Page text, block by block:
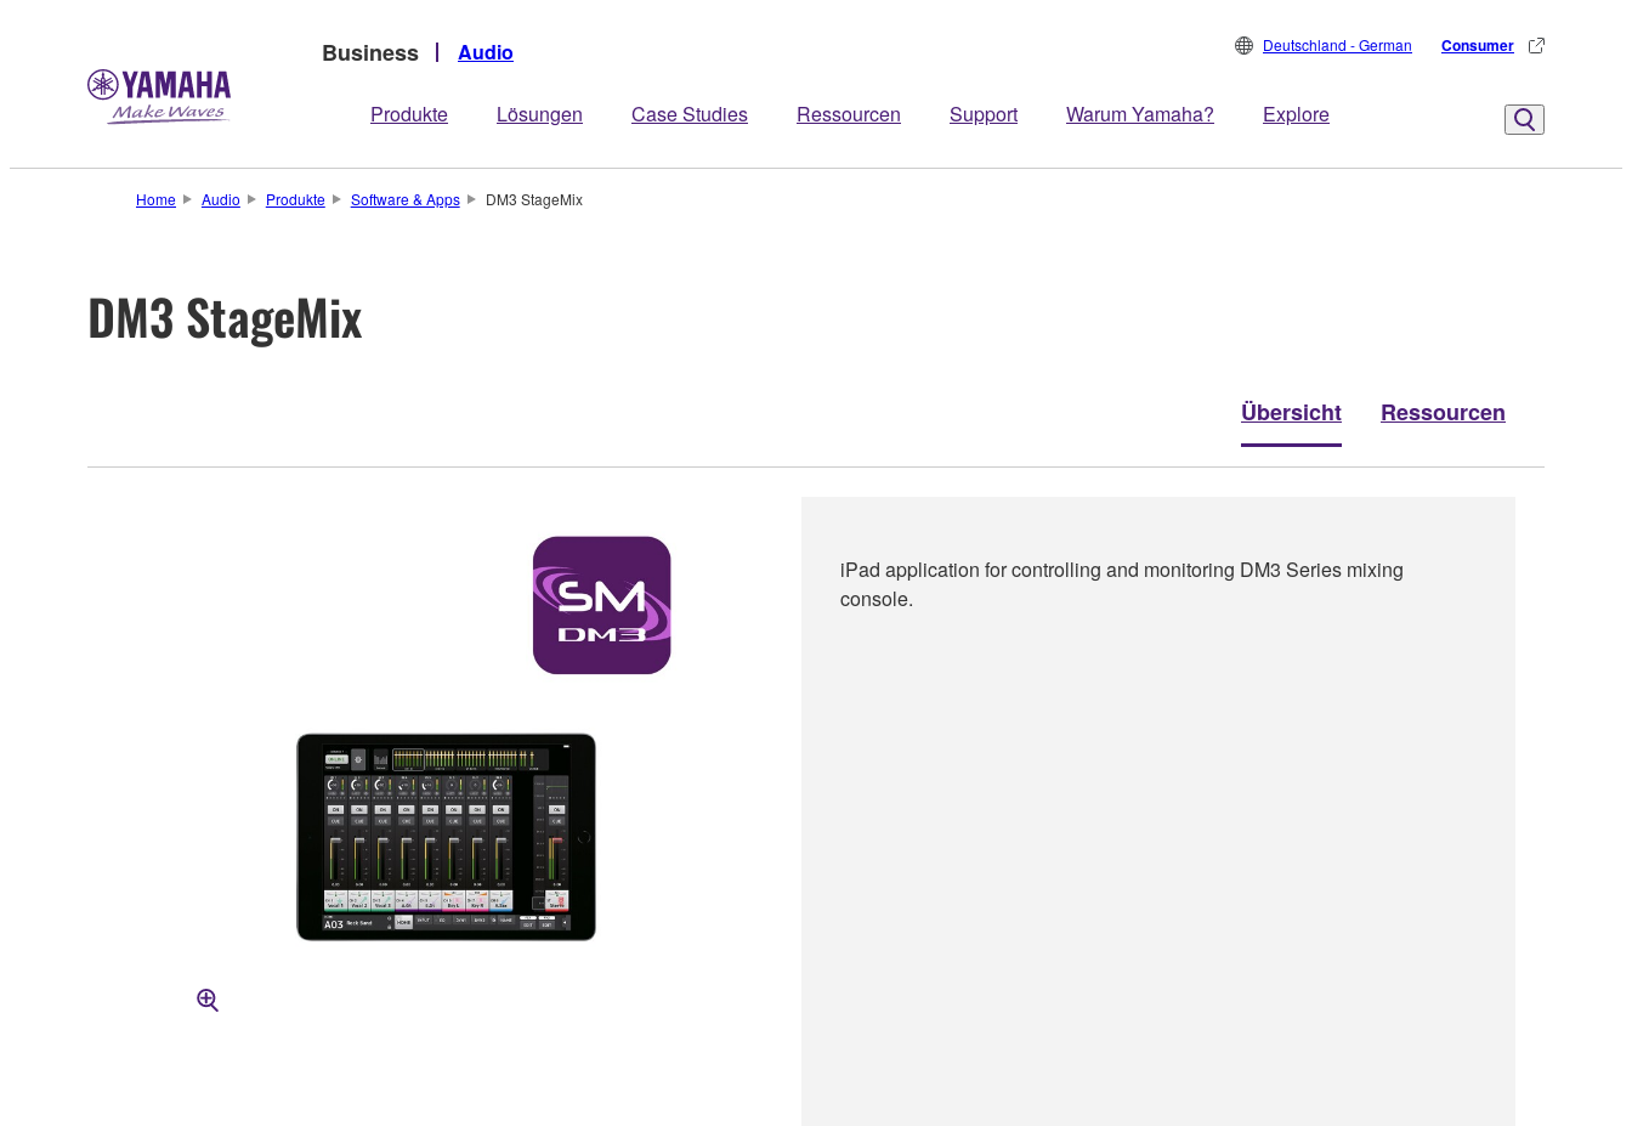
Business Audio
Produkte Lösungen Case Studies Ressourcen Support Warum Yamaha? Explore
Deutschland - German Consumer
Home Audio Produkte Software & Apps DM3 StageMix
DM3 StageMix
Übersicht Ressourcen
iPad application for controlling and monitoring DM3 Series mixing
console.